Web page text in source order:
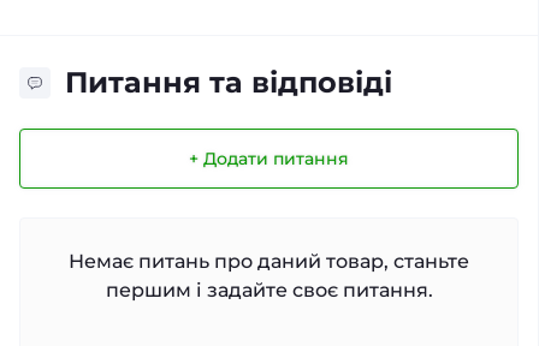
Питання та відповіді
+ Додати питання
Немає питань про даний товар, станьте
першим і задайте своє питання.